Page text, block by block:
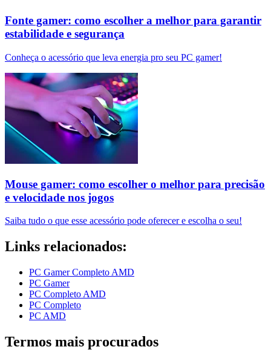
Fonte gamer: como escolher a melhor para garantir
estabilidade e segurança
Conheça o acessório que leva energia pro seu PC gamer!
Mouse gamer: como escolher o melhor para precisão
e velocidade nos jogos
Saiba tudo o que esse acessório pode oferecer e escolha o seu!
Links relacionados:
PC Gamer Completo AMD
PC Gamer
PC Completo AMD
PC Completo
PC AMD
Termos mais procurados